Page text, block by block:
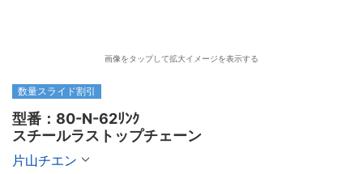
画像をタップして拡大イメージを表示する
数量スライド割引
型番：80-N-62ﾘﾝｸ
スチールラストップチェーン
片山チエン